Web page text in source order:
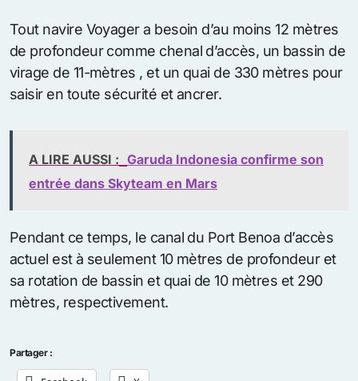
Tout navire Voyager a besoin d’au moins 12 mètres
de profondeur comme chenal d’accès, un bassin de
virage de 11-mètres , et un quai de 330 mètres pour
saisir en toute sécurité et ancrer.
A LIRE AUSSI : Garuda Indonesia confirme son
entrée dans Skyteam en Mars
Pendant ce temps, le canal du Port Benoa d’accès
actuel est à seulement 10 mètres de profondeur et
sa rotation de bassin et quai de 10 mètres et 290
mètres, respectivement.
Partager :